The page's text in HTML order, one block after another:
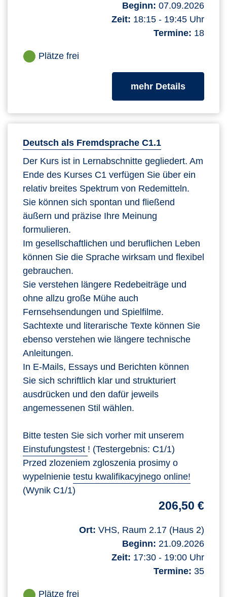
Beginn: 07.09.2026
Zeit: 18:15 - 19:45 Uhr
Termine: 18
Plätze frei
mehr Detailszum
Deutsch als Fremdsprache C1.1
Der Kurs ist in Lernabschnitte gegliedert. Am
Ende des Kurses C1 verfügen Sie über ein
relativ breites Spektrum von Redemitteln.
Sie können sich spontan und fließend
äußern und präzise Ihre Meinung
formulieren.
Im gesellschaftlichen und beruflichen Leben
können Sie die Sprache wirksam und flexibel
gebrauchen.
Sie verstehen längere Redebeiträge und
ohne allzu große Mühe auch
Fernsehsendungen und Spielfilme.
Sachtexte und literarische Texte können Sie
ebenso verstehen wie längere technische
Anleitungen.
In E-Mails, Essays und Berichten können
Sie sich schriftlich klar und strukturiert
ausdrücken und den dafür jeweils
angemessenen Stil wählen.
Bitte testen Sie sich vorher mit unserem
Einstufungstest ! (Testergebnis: C1/1)
Przed zlozeniem zgloszenia prosimy o
wypelnienie testu kwalifikacyjnego online!
(Wynik C1/1)
206,50 €
Ort: VHS, Raum 2.17 (Haus 2)
Beginn: 21.09.2026
Zeit: 17:30 - 19:00 Uhr
Termine: 35
Plätze frei